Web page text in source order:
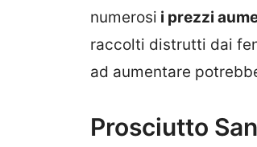
numerosi i prezzi
raccolti distrutti dai
ad aumentare
Prosciutto